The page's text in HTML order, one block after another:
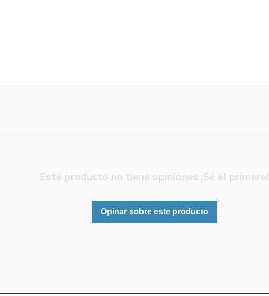
Este producto no tiene opiniones ¡Sé el primero!
Opinar sobre este producto